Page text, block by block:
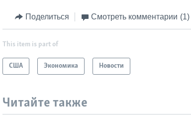
Поделиться Смотреть комментарии (1)
This item is part of
США Экономика Новости
Читайте также